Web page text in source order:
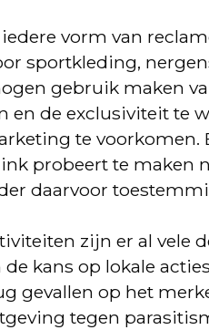
vorm van
sportkleding,
gebruik maken
en de exclusiviteit te
te voorkomen.
probeert te maken
daarvoor
zijn er al vele
kans op lokale
gevallen op het
tegen